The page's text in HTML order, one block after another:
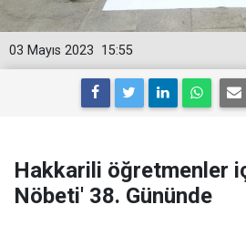
15:55
03 Mayıs 2023
Hakkarili öğretmenler
Nöbeti' 38. Gününde